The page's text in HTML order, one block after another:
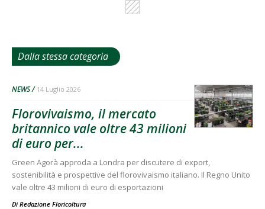
Dalla stessa categoria
NEWS 14 Luglio 2026
Florovivaismo, il mercato
britannico vale oltre 43 milioni
di euro per...
Green Agorà approda a Londra per discutere di export,
sostenibilità e prospettive del florovivaismo italiano. Il Regno Unito
vale oltre 43 milioni di euro di esportazioni
Di Redazione Floricoltura